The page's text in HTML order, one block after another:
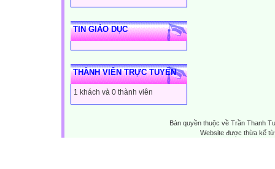
TIN GIÁO DỤC
THÀNH VIÊN TRỰC TUYẾN
1 khách và 0 thành viên
Bản quyền thuộc về Trần Thanh
Website được thừa kế